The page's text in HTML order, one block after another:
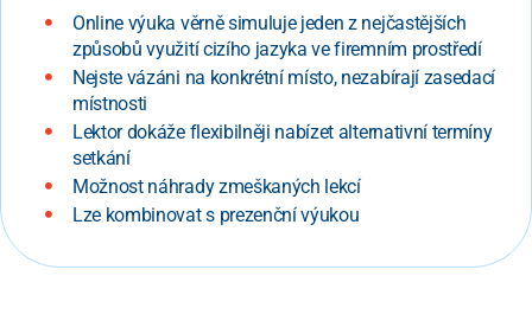
Online výuka věrně simuluje jeden z nejčastějších
způsobů využití cizího jazyka ve firemním prostředí
Nejste vázáni na konkrétní místo, nezabírají zasedací
místnosti
Lektor dokáže flexibilněji nabízet alternativní termíny
setkání
Možnost náhrady zmeškaných lekcí
Lze kombinovat s prezenční výukou